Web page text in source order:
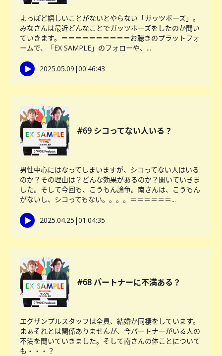
よっぽど嬉しいことがないとやらない「ガッツポーズ」。
みなさんは最近どんなことでガッツポーズをしたのか聞い
ていきます。＝＝＝＝＝＝＝＝＝＝お聴きのプラットフォ
ームで、「EX SAMPLE」のフォローや、...
2025.05.09 |00:46:43
#69 シコってない人いる？
男性中心にはなってしまいますが、シコってない人はいる
のか？その理由は？どんな効果があるのか？聞いていきま
した。そして今回も、こうもん論争。南さんは、こうもん
がないし、シコってもない。。。。＝＝＝＝＝＝...
2025.04.25 |01:04:35
#68 パートナーに不満ある？
エグザンプルスタッフは全員、結婚か同棲をしています。
まぁそれとは関係ありませんが、今パートナーがいる人の
不満を聞いていきました。そして南さんの体ことについて
も・・・？